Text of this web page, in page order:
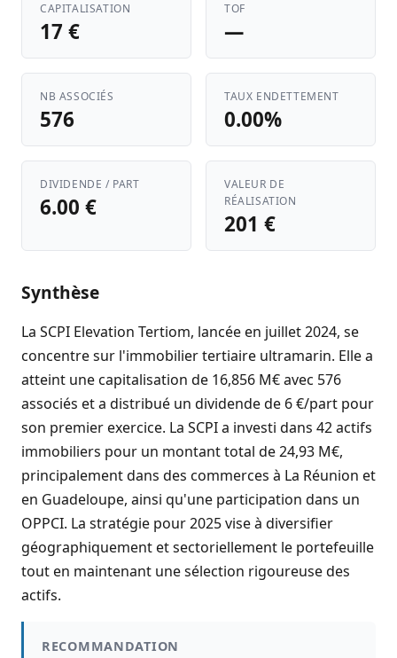
CAPITALISATION
17 €
TOF
—
NB ASSOCIÉS
576
TAUX ENDETTEMENT
0.00%
DIVIDENDE / PART
6.00 €
VALEUR DE
RÉALISATION
201 €
Synthèse
La SCPI Elevation Tertiom, lancée en juillet 2024, se
concentre sur l'immobilier tertiaire ultramarin. Elle a
atteint une capitalisation de 16,856 M€ avec 576
associés et a distribué un dividende de 6 €/part pour
son premier exercice. La SCPI a investi dans 42 actifs
immobiliers pour un montant total de 24,93 M€,
principalement dans des commerces à La Réunion et
en Guadeloupe, ainsi qu'une participation dans un
OPPCI. La stratégie pour 2025 vise à diversifier
géographiquement et sectoriellement le portefeuille
tout en maintenant une sélection rigoureuse des
actifs.
RECOMMANDATION